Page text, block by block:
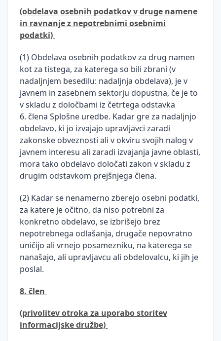
(obdelava osebnih podatkov v druge namene
in ravnanje z nepotrebnimi osebnimi
podatki)
(1) Obdelava osebnih podatkov za drug namen
kot za tistega, za katerega so bili zbrani (v
nadaljnjem besedilu: nadaljnja obdelava), je v
javnem in zasebnem sektorju dopustna, če je to
v skladu z določbami iz četrtega odstavka
6. člena Splošne uredbe. Kadar gre za nadaljnjo
obdelavo, ki jo izvajajo upravljavci zaradi
zakonske obveznosti ali v okviru svojih nalog v
javnem interesu ali zaradi izvajanja javne oblasti,
mora tako obdelavo določati zakon v skladu z
drugim odstavkom prejšnjega člena.
(2) Kadar se nenamerno zberejo osebni podatki,
za katere je očitno, da niso potrebni za
konkretno obdelavo, se izbrišejo brez
nepotrebnega odlašanja, drugače nepovratno
uničijo ali vrnejo posamezniku, na katerega se
nanašajo, ali upravljavcu ali obdelovalcu, ki jih je
poslal.
8. člen
(privolitev otroka za uporabo storitev
informacijske družbe)